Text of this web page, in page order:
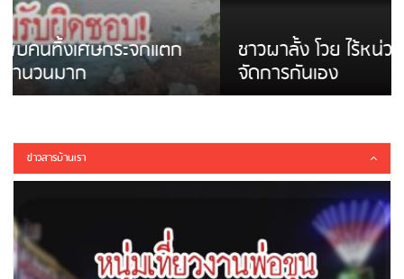
ชาวผาลั้ง โวย ไร้หน่วยงานดูแล ดินสไลด์ ต้อง
จัดการกันเอง
ข่าวสารบ้านเรา